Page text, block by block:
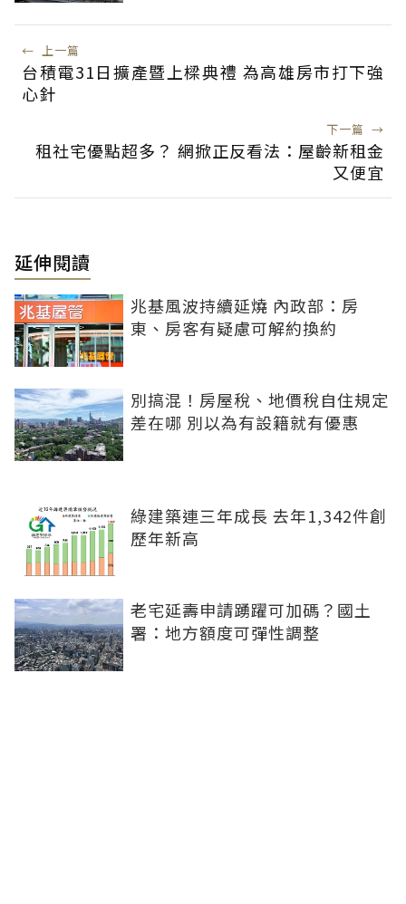
← 上一篇
台積電31日擴產暨上樑典禮 為高雄房市打下強
心針
下一篇 →
租社宅優點超多？ 網掀正反看法：屋齡新租金
又便宜
延伸閱讀
兆基風波持續延燒 內政部：房
東、房客有疑慮可解約換約
別搞混！房屋稅、地價稅自住規定
差在哪 別以為有設籍就有優惠
綠建築連三年成長 去年1,342件創
歷年新高
老宅延壽申請踴躍可加碼？國土
署：地方額度可彈性調整